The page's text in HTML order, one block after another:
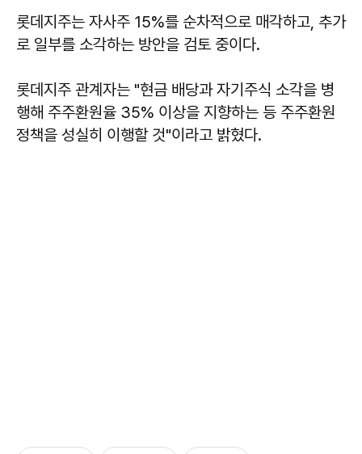
롯데지주는 자사주 15%를 순차적으로 매각하고, 추가
로 일부를 소각하는 방안을 검토 중이다.
롯데지주 관계자는 "현금 배당과 자기주식 소각을 병
행해 주주환원율 35% 이상을 지향하는 등 주주환원
정책을 성실히 이행할 것"이라고 밝혔다.